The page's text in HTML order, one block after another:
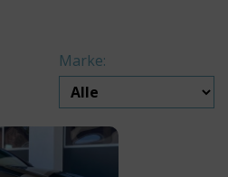
Marke: